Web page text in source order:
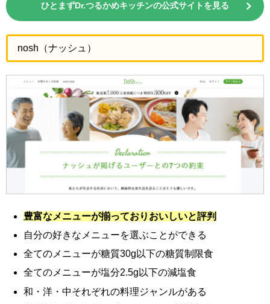
ひとまずDr.つるかめキッチンの公式サイトを見る
nosh（ナッシュ）
豊富なメニューが揃っておりおいしいと評判
自分の好きなメニューを選ぶことができる
全てのメニューが糖質30g以下の糖質制限食
全てのメニューが塩分2.5g以下の減塩食
和・洋・中それぞれの料理ジャンルがある